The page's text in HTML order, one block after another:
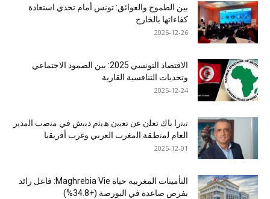
بين الطموح والعوائق: تونس أمام تحدي استعادة
كفاءاتها بالخارج
2025-12-26
الاقتصاد التونسي 2025: بين الصمود الاجتماعي
وتحديات التنافسية القارية
2025-12-24
ﺗﯾﺗرا ﺑﺎك ﺗﻌﻠن ﻋن ﺗﻌﯾﯾن ھﯾﺛم دﺑﯾش ﻓﻲ ﻣﻧﺻب اﻟﻣدﯾر
اﻟﻌﺎم ﻟﻣﻧطﻘﺔ اﻟﻣﻐرب اﻟﻌرﺑﻲ وﻏرب أﻓرﯾﻘﯾﺎ
2025-12-01
التأمينات المغربية حياة Maghrebia Vie: فاعل رائد
بفرص صاعدة في البورصة (+34.8%)